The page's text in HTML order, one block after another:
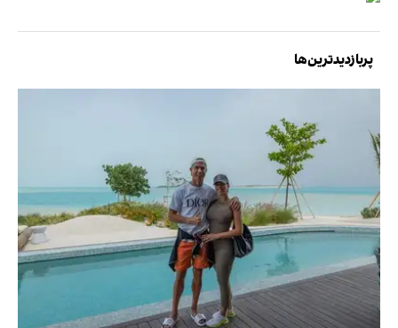
پربازدیدترین‌ها